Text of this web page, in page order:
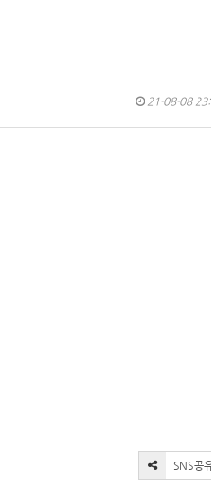
21-08-08
SNS공